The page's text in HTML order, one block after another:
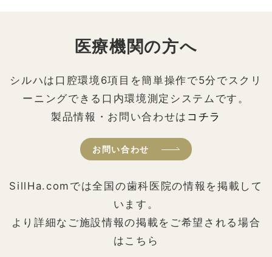
医療機関の方へ
シルハは口腔環境6項目を簡単操作で5分でスクリ
ーニングできる口内環境測定システムです。
製品情報・お問い合わせは コチラ
お問い合わせ
SillHa.comでは全国の歯科医院の情報を掲載して
います。
より詳細なご施設情報の掲載をご希望される場合
はこちら